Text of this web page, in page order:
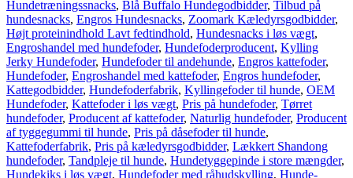
Hundetræningssnacks, Blå Buffalo Hundegodbidder, Tilbud på
hundesnacks, Engros Hundesnacks, Zoomark Kæledyrsgodbidder,
Højt proteinindhold Lavt fedtindhold, Hundesnacks i løs vægt,
Engroshandel med hundefoder, Hundefoderproducent, Kylling
Jerky Hundefoder, Hundefoder til andehunde, Engros kattefoder,
Hundefoder, Engroshandel med kattefoder, Engros hundefoder,
Kattegodbidder, Hundefoderfabrik, Kyllingefoder til hunde, OEM
Hundefoder, Kattefoder i løs vægt, Pris på hundefoder, Tørret
hundefoder, Producent af kattefoder, Naturlig hundefoder, Producent
af tyggegummi til hunde, Pris på dåsefoder til hunde,
Kattefoderfabrik, Pris på kæledyrsgodbidder, Lækkert Shandong
hundefoder, Tandpleje til hunde, Hundetyggepinde i store mængder,
Hundekiks i løs vægt, Hundefoder med råhudskylling, Hunde-